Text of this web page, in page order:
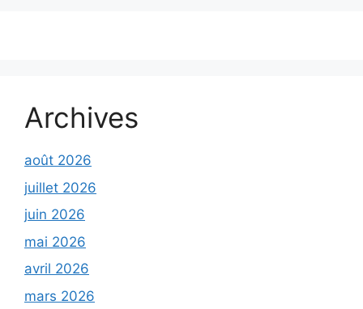
Archives
août 2026
juillet 2026
juin 2026
mai 2026
avril 2026
mars 2026